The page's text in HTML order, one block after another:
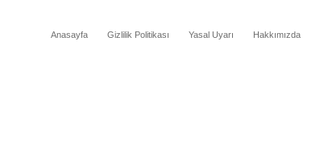
Anasayfa Gizlilik Politikası Yasal Uyarı Hakkımızda